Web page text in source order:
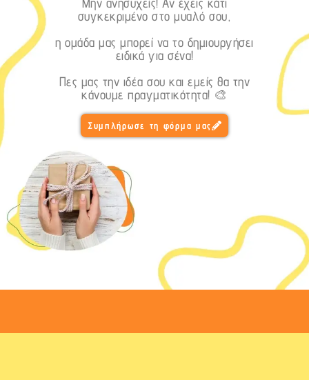
Μην ανησυχείς! Αν έχεις κάτι
συγκεκριμένο στο μυαλό σου,
η ομάδα μας μπορεί να το δημιουργήσει
ειδικά για σένα!
Πες μας την ιδέα σου και εμείς θα την
κάνουμε πραγματικότητα! 🎨
Συμπλήρωσε τη φόρμα μας